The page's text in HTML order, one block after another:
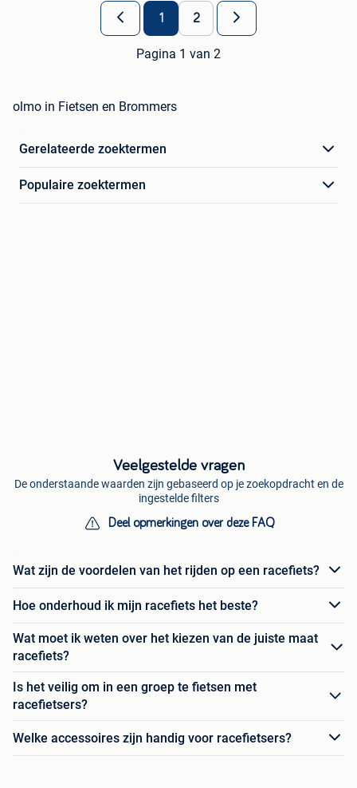
1 2
Pagina 1 van 2
olmo in Fietsen en Brommers
Gerelateerde zoektermen
Populaire zoektermen
Veelgestelde vragen
De onderstaande waarden zijn gebaseerd op je zoekopdracht en de
ingestelde filters
Deel opmerkingen over deze FAQ
Wat zijn de voordelen van het rijden op een racefiets?
Hoe onderhoud ik mijn racefiets het beste?
Wat moet ik weten over het kiezen van de juiste maat
racefiets?
Is het veilig om in een groep te fietsen met
racefietsers?
Welke accessoires zijn handig voor racefietsers?